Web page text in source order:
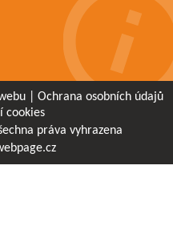
Ochrana osobních údajů
cookies
práva vyhrazena